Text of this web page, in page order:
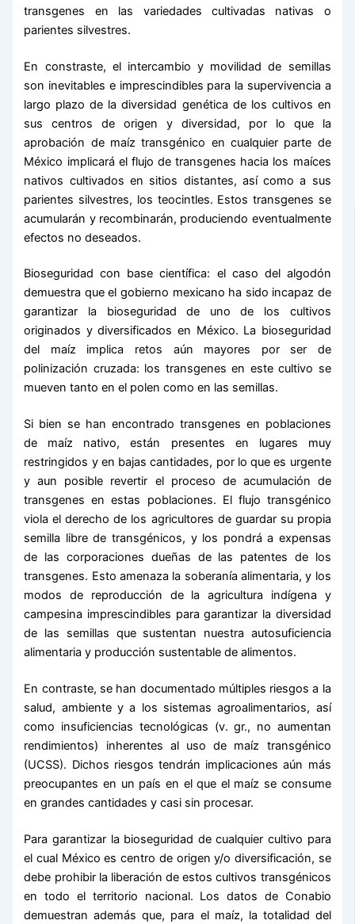
transgenes en las variedades cultivadas nativas o
parientes silvestres.
En constraste, el intercambio y movilidad de semillas
son inevitables e imprescindibles para la supervivencia a
largo plazo de la diversidad genética de los cultivos en
sus centros de origen y diversidad, por lo que la
aprobación de maíz transgénico en cualquier parte de
México implicará el flujo de transgenes hacia los maíces
nativos cultivados en sitios distantes, así como a sus
parientes silvestres, los teocintles. Estos transgenes se
acumularán y recombinarán, produciendo eventualmente
efectos no deseados.
Bioseguridad con base científica: el caso del algodón
demuestra que el gobierno mexicano ha sido incapaz de
garantizar la bioseguridad de uno de los cultivos
originados y diversificados en México. La bioseguridad
del maíz implica retos aún mayores por ser de
polinización cruzada: los transgenes en este cultivo se
mueven tanto en el polen como en las semillas.
Si bien se han encontrado transgenes en poblaciones
de maíz nativo, están presentes en lugares muy
restringidos y en bajas cantidades, por lo que es urgente
y aun posible revertir el proceso de acumulación de
transgenes en estas poblaciones. El flujo transgénico
viola el derecho de los agricultores de guardar su propia
semilla libre de transgénicos, y los pondrá a expensas
de las corporaciones dueñas de las patentes de los
transgenes. Esto amenaza la soberanía alimentaria, y los
modos de reproducción de la agricultura indígena y
campesina imprescindibles para garantizar la diversidad
de las semillas que sustentan nuestra autosuficiencia
alimentaria y producción sustentable de alimentos.
En contraste, se han documentado múltiples riesgos a la
salud, ambiente y a los sistemas agroalimentarios, así
como insuficiencias tecnológicas (v. gr., no aumentan
rendimientos) inherentes al uso de maíz transgénico
(UCSS). Dichos riesgos tendrán implicaciones aún más
preocupantes en un país en el que el maíz se consume
en grandes cantidades y casi sin procesar.
Para garantizar la bioseguridad de cualquier cultivo para
el cual México es centro de origen y/o diversificación, se
debe prohibir la liberación de estos cultivos transgénicos
en todo el territorio nacional. Los datos de Conabio
demuestran además que, para el maíz, la totalidad del